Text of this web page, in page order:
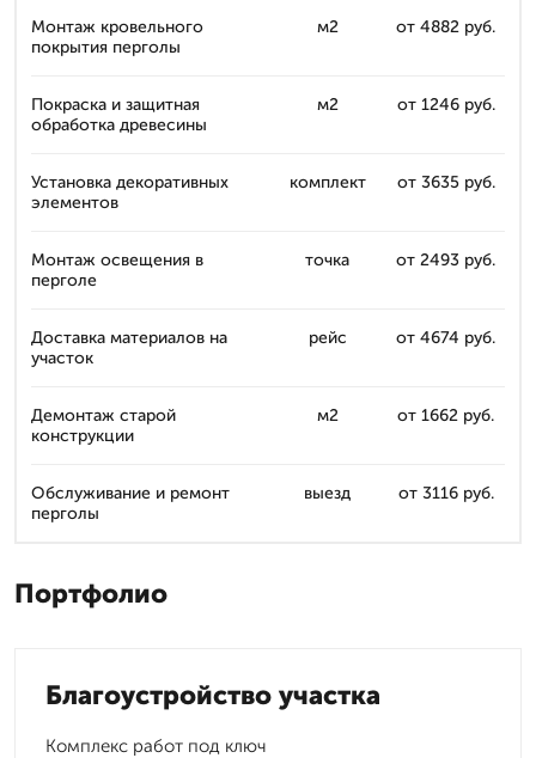
Монтаж кровельного
покрытия перголы
м2 от 4882 руб.
Покраска и защитная
обработка древесины
м2 от 1246 руб.
Установка декоративных
элементов
комплект от 3635 руб.
Монтаж освещения в
перголе
точка от 2493 руб.
Доставка материалов на
участок
рейс от 4674 руб.
Демонтаж старой
конструкции
м2 от 1662 руб.
Обслуживание и ремонт
перголы
выезд от 3116 руб.
Портфолио
Благоустройство участка
Комплекс работ под ключ